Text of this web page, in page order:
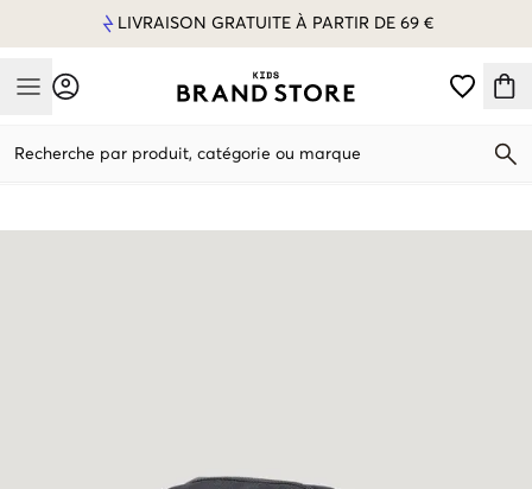
LIVRAISON GRATUITE À PARTIR DE 69 €
Mobile Menu
Recherche par produit, catégorie ou marque